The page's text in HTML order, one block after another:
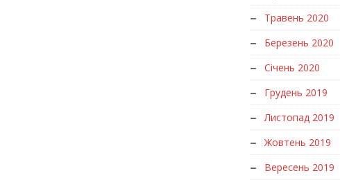
Травень 2020
Березень 2020
Січень 2020
Грудень 2019
Листопад 2019
Жовтень 2019
Вересень 2019